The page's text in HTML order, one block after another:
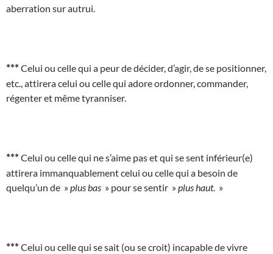
aberration sur autrui.
***Celui ou celle qui a peur de décider, d’agir, de se positionner,
etc., attirera celui ou celle qui adore ordonner, commander,
régenter et même tyranniser.
***Celui ou celle qui ne s’aime pas et qui se sent inférieur(e)
attirera immanquablement celui ou celle qui a besoin de
quelqu’un de »plus bas » pour se sentir »plus haut. »
***Celui ou celle qui se sait (ou se croit) incapable de vivre